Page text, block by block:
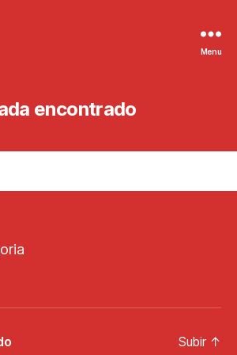
Menu
encontrado
Subir ↑